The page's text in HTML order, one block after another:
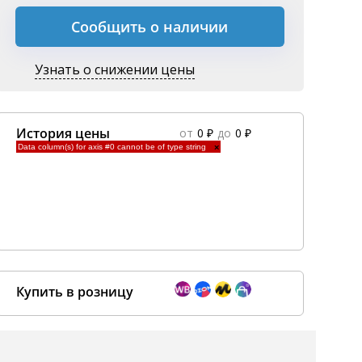
Сообщить о наличии
Узнать о снижении цены
История цены от 0 ₽ до 0 ₽
Data column(s) for axis #0 cannot be of type string ×
Купить в розницу